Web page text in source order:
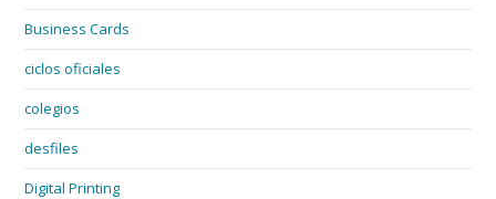
Business Cards
ciclos oficiales
colegios
desfiles
Digital Printing